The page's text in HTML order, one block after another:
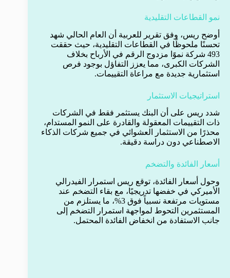
نمو القطاعات التقليدية
أوضح ريس، وفق تقرير للعربية أن العام الحالي شهد
تحسنًا ملحوظًا في القطاعات التقليدية، حيث حققت
493 شركة نموًا مزدوج الرقم في الأرباح بخلاف
الشركات الكبرى، مما يعزز التفاؤل بوجود فرص
استثمارية جديدة مع مراعاة التقييمات.
استراتيجيات الاستثمار
شدد ريس على أن البنك يستثمر فقط في الشركات
ذات التقييمات المعقولة والقادرة على النمو المستدام،
محذرًا من الاستثمار العشوائي في جميع شركات الذكاء
الاصطناعي دون دراسة دقيقة.
أسعار الفائدة والتضخم
وحول أسعار الفائدة، توقع ريس استمرار الفيدرالي
الأميركي في خفضها تدريجيًا، مع بقاء التضخم عند
مستويات مرتفعة نسبياً فوق 3%، ما يستلزم من
المستثمرين التحوط لمواجهة استمرار التضخم إلى
جانب الاستفادة من انخفاض الفائدة المحتمل.